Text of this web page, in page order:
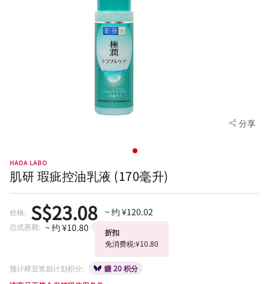
分享
HADA LABO
肌研 瑕疵控油乳液 (170毫升)
价格: S$23.08 ~ 约 ¥120.02
总优惠额: ~ 约 ¥10.80
折扣
免消费税:¥10.80
预计樟宜奖励计划积分:
赚 20 积分